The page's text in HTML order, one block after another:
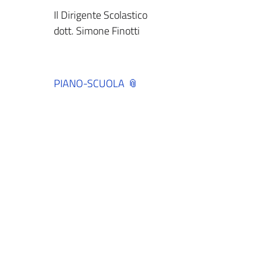
Il Dirigente Scolastico
dott. Simone Finotti
PIANO-SCUOLA